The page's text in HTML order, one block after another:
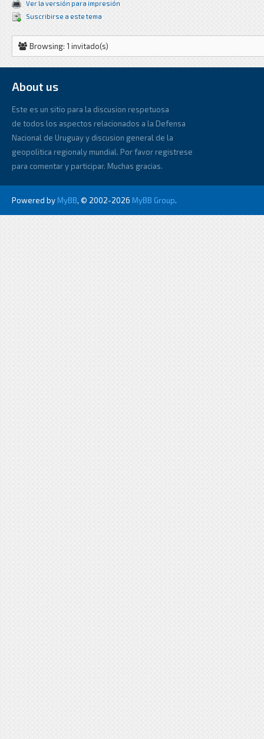
Ver la versión para impresión
Suscribirse a este tema
Browsing: 1 invitado(s)
About us
Este es un sitio para la discusion respetuosa
de todos los aspectos relacionados a la Defensa
Nacional de Uruguay y discusion general de la
geopolitica regionaly mundial. Por favor registrese
para comentar y participar. Muchas gracias.
Powered by MyBB, © 2002-2026 MyBB Group.